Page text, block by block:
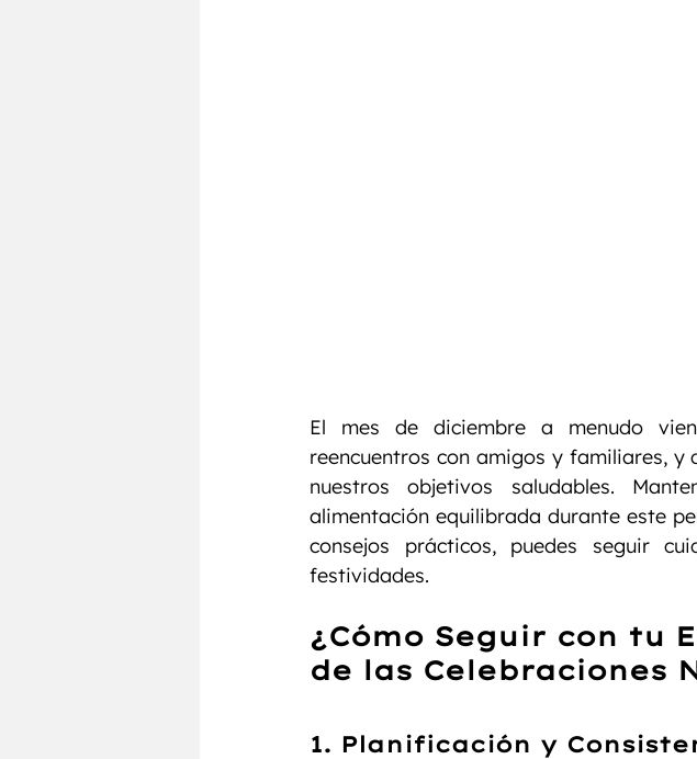
El mes de diciembre a menudo
reencuentros con amigos y familiares, y
nuestros objetivos saludables.
alimentación equilibrada durante este
consejos prácticos, puedes seguir
festividades.
¿Cómo Seguir con tu
de las Celebraciones
1. Planificación y